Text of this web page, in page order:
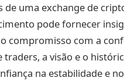
uma exchange de
pode fornecer
compromisso com a
a visão e o
na estabilidade e